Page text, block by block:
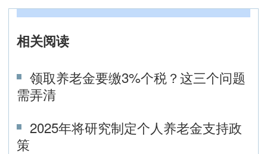
相关阅读
领取养老金要缴3%个税？这三个问题
需弄清
2025年将研究制定个人养老金支持政
策